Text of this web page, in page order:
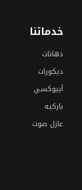
خدماتنا
دهانات
ديكورات
أيبوكسي
باركيه
عازل صوت